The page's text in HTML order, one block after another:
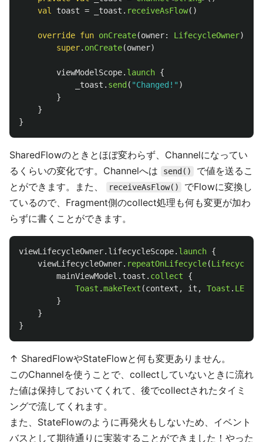
val
toast = _toast . receiveAsFlow()
override fun onCreate(owner: LifecycleOwner)
super. onCreate(owner)
viewModelScope. launch {
_toast . send ( "Changed!" )
}
}
}
SharedFlowのときとほぼ変わらず、Channelになってい
るくらいの変化です。Channelへは
send()
で値を送るこ
とができます。また、
receiveAsFlow()
でFlowに変換し
ているので、Fragment側のcollect処理も何も変更が加わ
らずに書くことができます。
viewLifecycleOwner. lifecycleScope. launch {
viewLifecycleOwner. repeatOnLifecycle(Lifecycle
mainViewModel . toast . collect
{
Toast .makeText (context , it , Toast .
}
}
}
↑ SharedFlowやStateFlowと何も変更ありません。
このChannelを使うことで、collectしていないときに流れ
た値は保持しておいてくれて、後でcollectされたタイミ
ングで流してくれます。
また、StateFlowのように再発火もしないため、イベント
バスとして期待通りに実装することができました！やった